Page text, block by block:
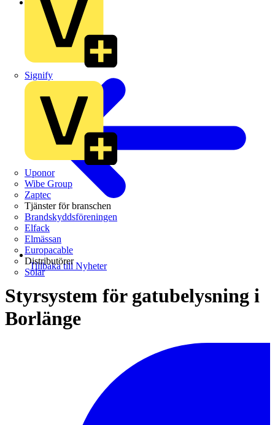
Signify
Uponor
Wibe Group
Zaptec
Tjänster för branschen
Brandskyddsföreningen
Elfack
Elmässan
Europacable
Distributörer
Solar
Tillbaka till Nyheter
Styrsystem för gatubelysning i
Borlänge